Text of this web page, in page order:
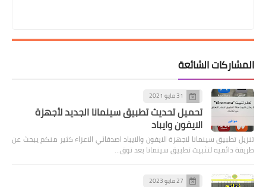
المشاركات الشائعة
31 مايو 2021
تحميل تحديث تطبيق سينمانا الجديد لأجهزة
الايفون وايباد
تنزيل تطبيق سينمانا لاجهزة الايفون والايباد اصدقائي الاعزاء كثير منكم يبحث عن
طريقة دائميه لتثبيت تطبيق سينمانا بعد توق…
27 مايو 2023